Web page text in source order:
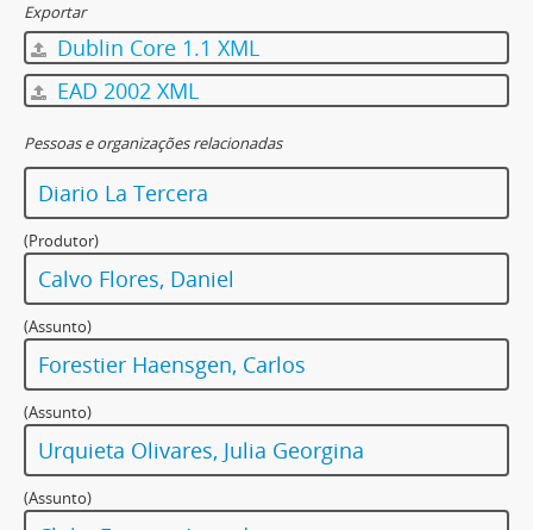
Exportar
Dublin Core 1.1 XML
EAD 2002 XML
Pessoas e organizações relacionadas
Diario La Tercera
(Produtor)
Calvo Flores, Daniel
(Assunto)
Forestier Haensgen, Carlos
(Assunto)
Urquieta Olivares, Julia Georgina
(Assunto)